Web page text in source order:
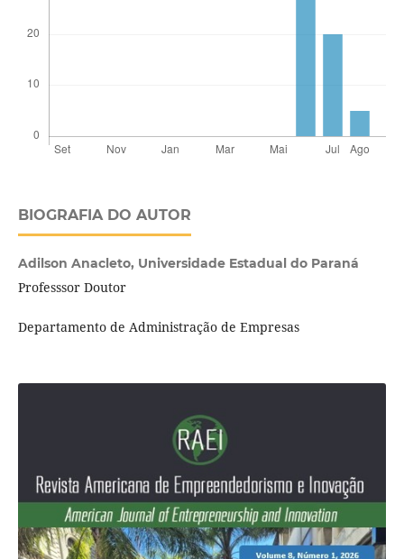
BIOGRAFIA DO AUTOR
Adilson Anacleto, Universidade Estadual do Paraná
Professsor Doutor
Departamento de Administração de Empresas